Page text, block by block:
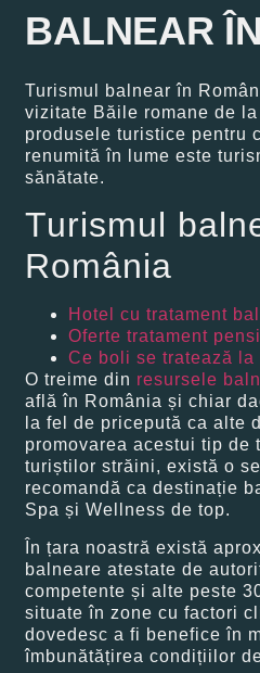
BALNEAR
Turismul balnear în
vizitate Băile romane de
produsele turistice pentru
renumită în lume este
sănătate.
Turismul
România
Hotel cu tratament
Oferte tratament
Ce boli se tratează la
O treime din resursele
află în România și chiar
la fel de pricepută ca alte
promovarea acestui tip de
turiștilor străini, există o
recomandă ca destinație
Spa și Wellness de top.
În țara noastră există
balneare atestate de
competente și alte peste
situate în zone cu factori
dovedesc a fi benefice în
îmbunătățirea condițiilor